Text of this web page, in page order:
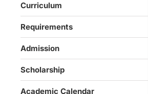
Curriculum
Requirements
Admission
Scholarship
Academic Calendar